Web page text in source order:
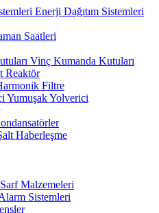
Enerji Dağıtım Sistemleri
Saatleri
Vinç Kumanda Kutuları
Reaktör
Filtre
Yumuşak Yolverici
Haberleşme
Sarf Malzemeleri
Sistemleri